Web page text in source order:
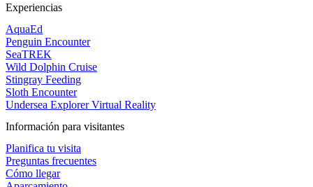
Experiencias
AquaEd
Penguin Encounter
SeaTREK
Wild Dolphin Cruise
Stingray Feeding
Sloth Encounter
Undersea Explorer Virtual Reality
Información para visitantes
Planifica tu visita
Preguntas frecuentes
Cómo llegar